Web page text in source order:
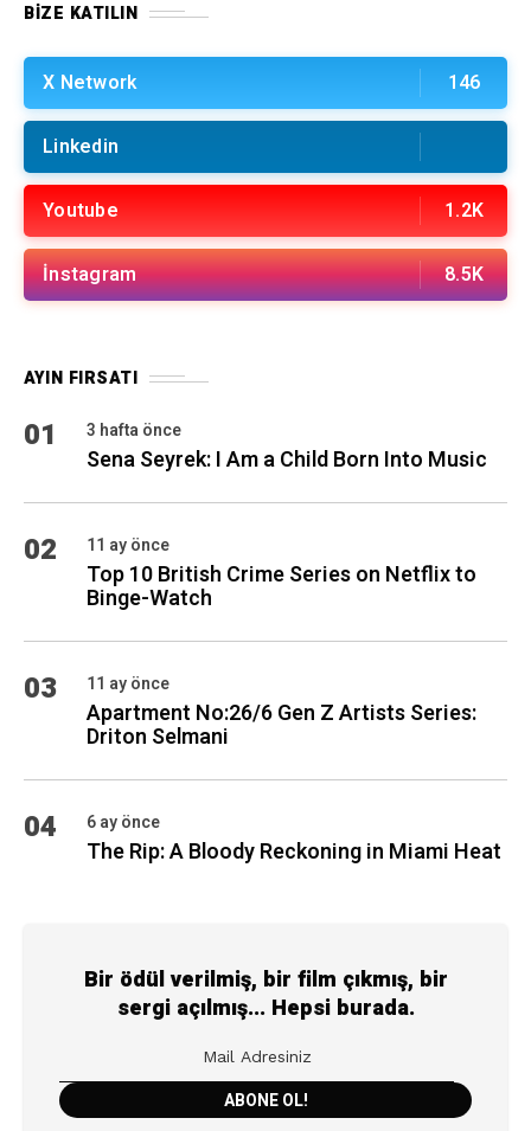
BIZE KATILIN
X Network 146
Linkedin
Youtube 1.2K
İnstagram 8.5K
AYIN FIRSATI
01 3 hafta önce
Sena Seyrek: I Am a Child Born Into Music
02 11 ay önce
Top 10 British Crime Series on Netflix to
Binge-Watch
03 11 ay önce
Apartment No:26/6 Gen Z Artists Series:
Driton Selmani
04 6 ay önce
The Rip: A Bloody Reckoning in Miami Heat
Bir ödül verilmiş, bir film çıkmış, bir
sergi açılmış... Hepsi burada.